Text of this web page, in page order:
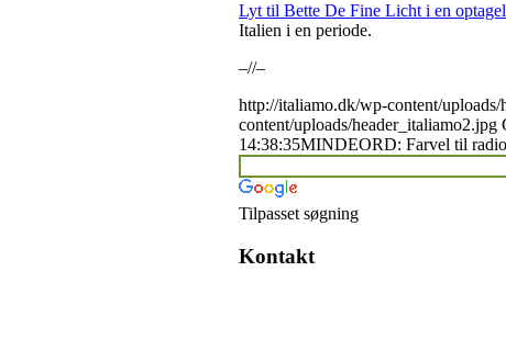
Lyt til Bette De Fine Licht i en
Italien i en periode.
–//–
http://italiamo.dk/wp-content/uploads/
content/uploads/header_italiamo2.jpg
14:38:35MINDEORD: Farvel til
Tilpasset søgning
Kontakt